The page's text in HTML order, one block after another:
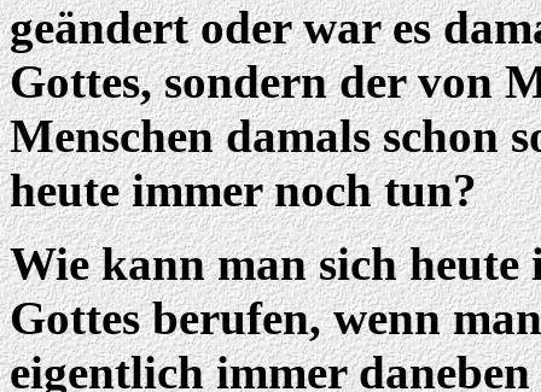
geändert oder war es
Gottes, sondern der von
Menschen damals schon
heute immer noch tun?
Wie kann man sich
Gottes berufen, wenn
eigentlich immer